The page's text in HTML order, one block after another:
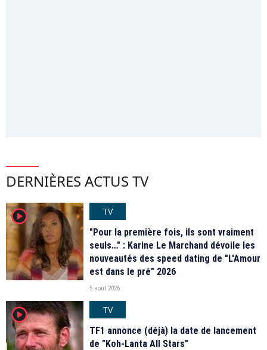
DERNIÈRES ACTUS TV
player2
TV
"Pour la première fois, ils sont vraiment
seuls…" : Karine Le Marchand dévoile les
nouveautés des speed dating de "L'Amour
est dans le pré" 2026
5 août 2026
player2
TV
TF1 annonce (déjà) la date de lancement
de "Koh-Lanta All Stars"